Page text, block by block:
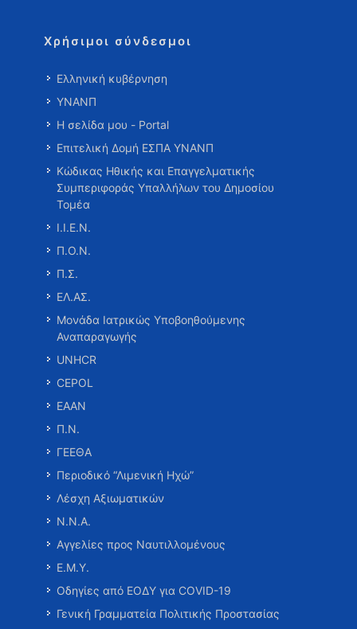
Χρήσιμοι σύνδεσμοι
Ελληνική κυβέρνηση
ΥΝΑΝΠ
Η σελίδα μου - Portal
Επιτελική Δομή ΕΣΠΑ ΥΝΑΝΠ
Κώδικας Ηθικής και Επαγγελματικής
Συμπεριφοράς Υπαλλήλων του Δημοσίου
Τομέα
Ι.Ι.Ε.Ν.
Π.Ο.Ν.
Π.Σ.
ΕΛ.ΑΣ.
Μονάδα Ιατρικώς Υποβοηθούμενης
Αναπαραγωγής
UNHCR
CEPOL
ΕΑΑΝ
Π.Ν.
ΓΕΕΘΑ
Περιοδικό “Λιμενική Ηχώ”
Λέσχη Αξιωματικών
Ν.Ν.Α.
Αγγελίες προς Ναυτιλλομένους
Ε.Μ.Υ.
Οδηγίες από ΕΟΔΥ για COVID-19
Γενική Γραμματεία Πολιτικής Προστασίας